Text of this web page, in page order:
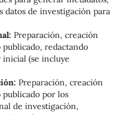
datos de investigación para
Preparación, creación
redactando
(se incluye
Preparación, creación
por los
de investigación,